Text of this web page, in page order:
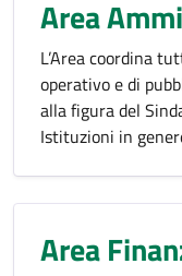
Area
L’Area coordina
operativo e di
alla figura del
Istituzioni in
Area